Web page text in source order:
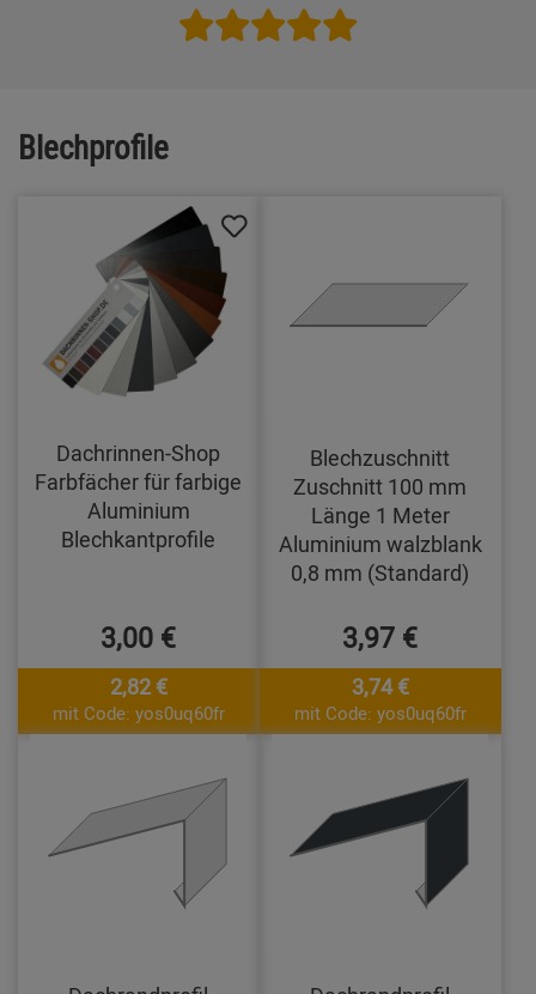
Blechprofile
Dachrinnen-Shop
Farbfächer für farbige
Aluminium
Blechkantprofile
3,00 €
2,82 €
mit Code: yos0uq60fr
Blechzuschnitt
Zuschnitt 100 mm
Länge 1 Meter
Aluminium walzblank
0,8 mm (Standard)
3,97 €
3,74 €
mit Code: yos0uq60fr